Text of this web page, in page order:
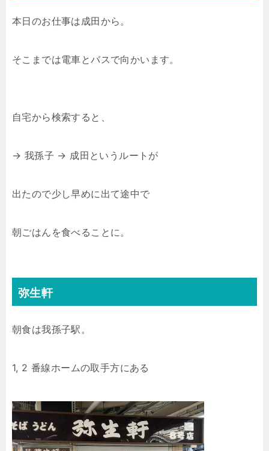
本日のお仕事は成田から。
そこまでは電車とバスで向かいます。
自宅から検索すると、
→ 我孫子 → 成田というルートが
出たので少し早めに出て途中で
朝ごはんを食べることに。
弥生軒
朝食は我孫子駅。
1, 2 番線ホームの取手方にある